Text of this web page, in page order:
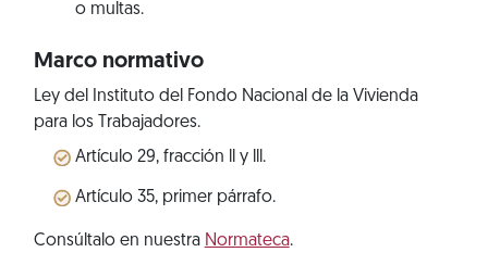
o multas.
Marco normativo
Ley del Instituto del Fondo Nacional de la Vivienda
para los Trabajadores.
Artículo 29, fracción ll y lll.
Artículo 35, primer párrafo.
Consúltalo en nuestra Normateca.